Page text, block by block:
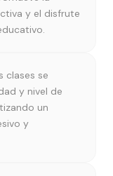
y el disfrute
clases se
y nivel de
un
y